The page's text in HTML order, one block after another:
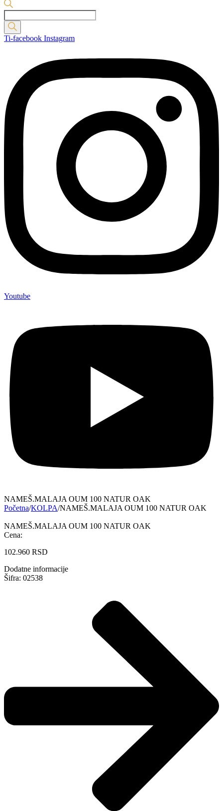
Products
search
Ti-facebook Instagram
Youtube
NAMEŠ.MALAJA OUM 100 NATUR OAK
Početna/KOLPA/NAMEŠ.MALAJA OUM 100 NATUR OAK
NAMEŠ.MALAJA OUM 100 NATUR OAK
Cena:
102.960 RSD
Dodatne informacije
Šifra: 02538